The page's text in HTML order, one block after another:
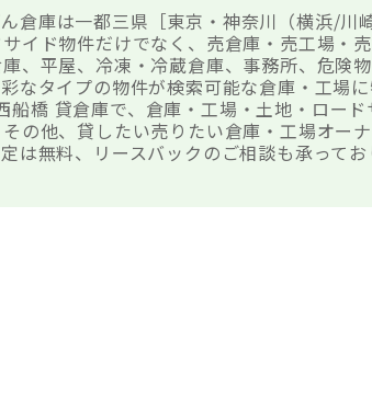
倉庫は一都三県［東京・神奈川（横浜/川
イド物件だけでなく、売倉庫・売工場・
、平屋、冷凍・冷蔵倉庫、事務所、危険物
なタイプの物件が検索可能な倉庫・工場
橋 貸倉庫で、倉庫・工場・土地・ロー
の他、貸したい売りたい倉庫・工場オー
無料、リースバックのご相談も承ってお